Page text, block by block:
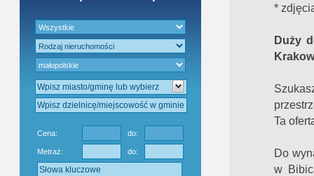
Cena: do:
Metraż: do:
*
Duży
Ta
Do
w